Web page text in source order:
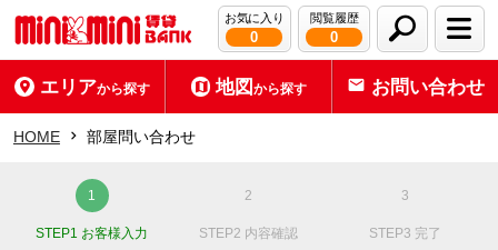
お気に入り
0
閲覧履歴
0
エリアから探す 地図から探す お問い合わせ
HOME 部屋問い合わせ
STEP1 お客様入力 STEP2 内容確認 STEP3 完了